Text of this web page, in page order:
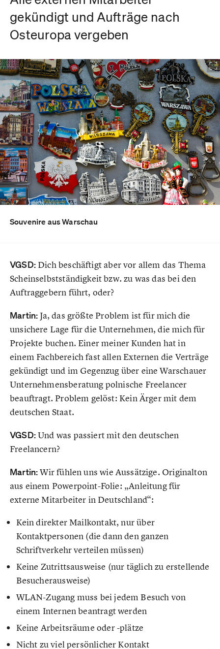
gekündigt und Aufträge nach
Osteuropa vergeben
Souvenire aus Warschau
VGSD: Dich beschäftigt aber vor allem das Thema
Scheinselbstständigkeit bzw. zu was das bei den
Auftraggebern führt, oder?
Martin:Ja, das größte Problem ist für mich die
unsichere Lage für die Unternehmen, die mich für
Projekte buchen. Einer meiner Kunden hat in
einem Fachbereich fast allen Externen die Verträge
gekündigt und im Gegenzug über eine Warschauer
Unternehmensberatung polnische Freelancer
beauftragt. Problem gelöst: Kein Ärger mit dem
deutschen Staat.
VGSD:Und was passiert mit den deutschen
Freelancern?
Martin:Wir fühlen uns wie Aussätzige. Originalton
aus einem Powerpoint-Folie: „Anleitung für
externe Mitarbeiter in Deutschland“:
Kein direkter Mailkontakt, nur über
Kontaktpersonen (die dann den ganzen
Schriftverkehr verteilen müssen)
Keine Zutrittsausweise (nur täglich zu erstellende
Besucherausweise)
WLAN-Zugang muss bei jedem Besuch von
einem Internen beantragt werden
Keine Arbeitsräume oder -plätze
Nicht zu viel persönlicher Kontakt